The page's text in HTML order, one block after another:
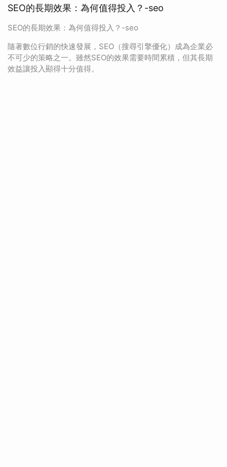
SEO的長期效果：為何值得投入？-seo
SEO的長期效果：為何值得投入？-seo
隨著數位行銷的快速發展，SEO（搜尋引擎優化）成為企業必
不可少的策略之一。雖然SEO的效果需要時間累積，但其長期
效益讓投入顯得十分值得。